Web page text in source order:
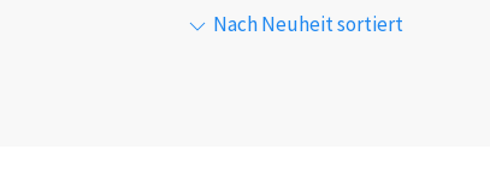
Nach Neuheit sortiert